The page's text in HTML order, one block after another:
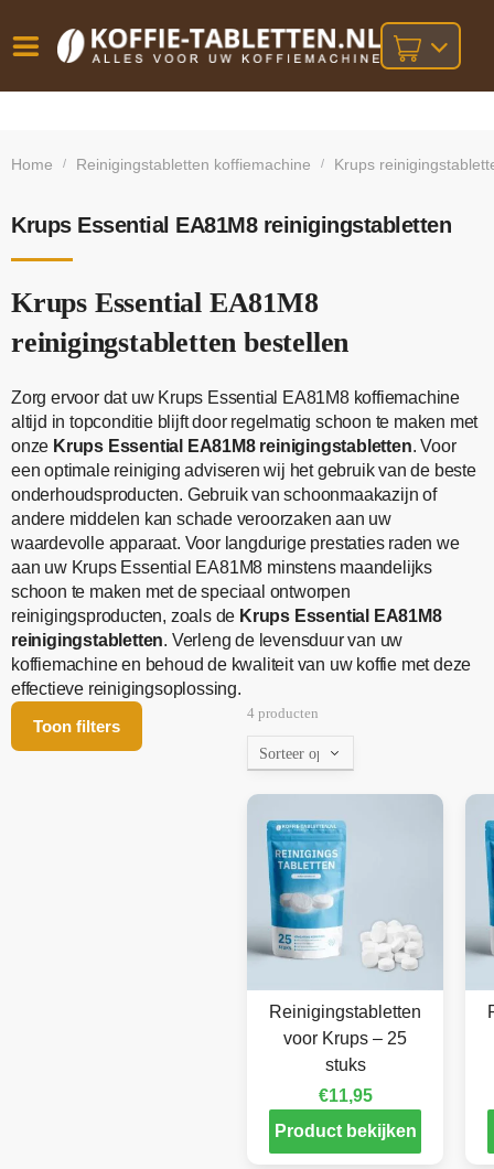
besteld,
bij orders
Home / Reinigingstabletten koffiemachine / Krups
Krups Essential EA81M8 reinigingstabletten
Krups Essential EA81M8
reinigingstabletten bestellen
Zorg ervoor dat uw Krups Essential EA81M8 koffiemachine
altijd in topconditie blijft door regelmatig schoon te maken met
onze Krups Essential EA81M8 reinigingstabletten. Voor
een optimale reiniging adviseren wij het gebruik van de beste
onderhoudsproducten. Gebruik van schoonmaakazijn of
andere middelen kan schade veroorzaken aan uw
waardevolle apparaat. Voor langdurige prestaties raden we
aan uw Krups Essential EA81M8 minstens maandelijks
schoon te maken met de speciaal ontworpen
reinigingsproducten, zoals de Krups Essential EA81M8
reinigingstabletten. Verleng de levensduur van uw
koffiemachine en behoud de kwaliteit van uw koffie met deze
effectieve reinigingsoplossing.
Toon filters
4 producten
Reinigingstabletten
voor Krups – 25
stuks
€11,95
Product bekijken